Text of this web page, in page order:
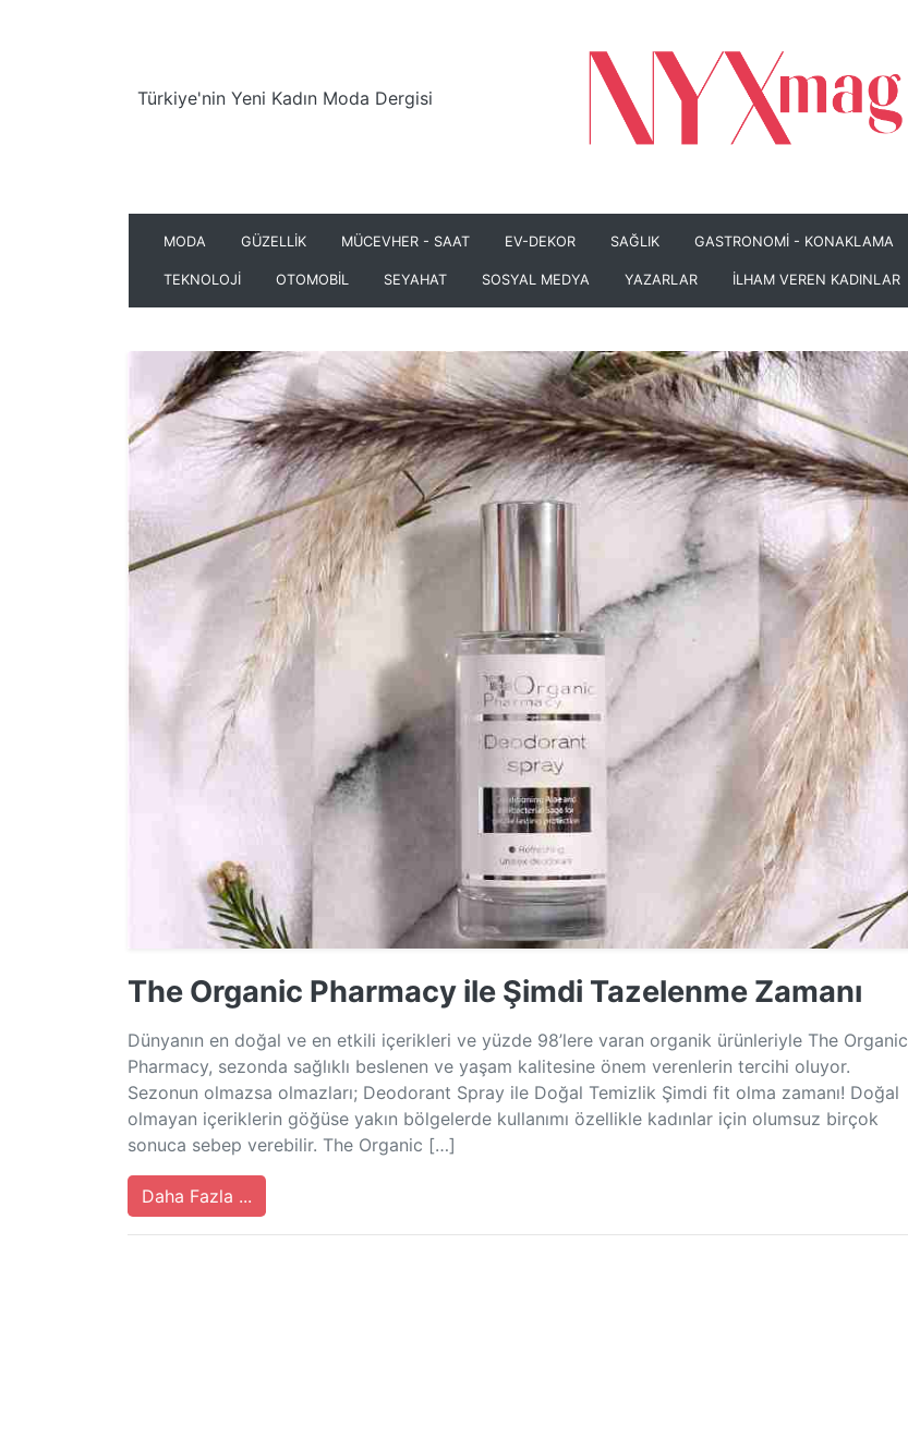
Türkiye'nin Yeni Kadın Moda Dergisi
MODA GÜZELLİK MÜCEVHER - SAAT EV-DEKOR SAĞLIK GASTRONOMİ - KONAKLAMA
TEKNOLOJİ OTOMOBİL SEYAHAT SOSYAL MEDYA YAZARLAR İLHAM VEREN KADINLAR
The Organic Pharmacy ile Şimdi Tazelenme Zamanı
Dünyanın en doğal ve en etkili içerikleri ve yüzde 98’lere varan organik ürünleriyle The Organic
Pharmacy, sezonda sağlıklı beslenen ve yaşam kalitesine önem verenlerin tercihi oluyor.
Sezonun olmazsa olmazları; Deodorant Spray ile Doğal Temizlik Şimdi fit olma zamanı! Doğal
olmayan içeriklerin göğüse yakın bölgelerde kullanımı özellikle kadınlar için olumsuz birçok
sonuca sebep verebilir. The Organic […]
Daha Fazla ...